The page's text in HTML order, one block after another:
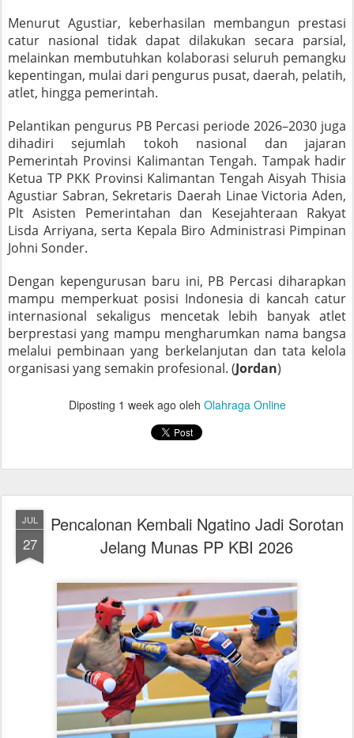
Menurut Agustiar, keberhasilan membangun prestasi
catur nasional tidak dapat dilakukan secara parsial,
melainkan membutuhkan kolaborasi seluruh pemangku
kepentingan, mulai dari pengurus pusat, daerah, pelatih,
atlet, hingga pemerintah.
Pelantikan pengurus PB Percasi periode 2026–2030 juga
dihadiri sejumlah tokoh nasional dan jajaran
Pemerintah Provinsi Kalimantan Tengah. Tampak hadir
Ketua TP PKK Provinsi Kalimantan Tengah Aisyah Thisia
Agustiar Sabran, Sekretaris Daerah Linae Victoria Aden,
Plt Asisten Pemerintahan dan Kesejahteraan Rakyat
Lisda Arriyana, serta Kepala Biro Administrasi Pimpinan
Johni Sonder.
Dengan kepengurusan baru ini, PB Percasi diharapkan
mampu memperkuat posisi Indonesia di kancah catur
internasional sekaligus mencetak lebih banyak atlet
berprestasi yang mampu mengharumkan nama bangsa
melalui pembinaan yang berkelanjutan dan tata kelola
organisasi yang semakin profesional. (Jordan)
Diposting 1 week ago oleh Olahraga Online
JUL
27
Pencalonan Kembali Ngatino Jadi Sorotan
Jelang Munas PP KBI 2026